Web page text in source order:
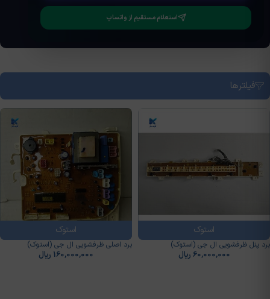
استعلام مستقیم از واتساپ
فیلترها
استوک
برد پنل ظرفشويی ال جي (استوک)
60,000,000 ریال
استوک
برد اصلی ظرفشويی ال جی (استوک)
160,000,000 ریال